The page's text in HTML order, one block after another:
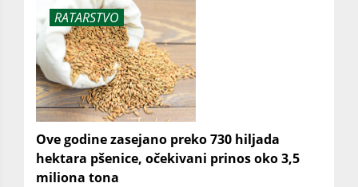
RATARSTVO
Ove godine zasejano preko 730 hiljada
hektara pšenice, očekivani prinos oko 3,5
miliona tona